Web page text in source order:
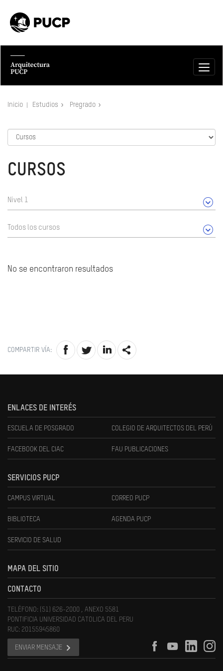
Inicio Estudios Pregrado
CURSOS
Nivel 1
Todos los cursos
No se encontraron resultados
COMPARTIR VÍA:
ENLACES DE INTERÉS
ESCUELA DE POSGRADO COLEGIO DE ARQUITECTOS DEL PERÚ
FACEBOOK DEL CIAC FAU PUBLICACIONES
SERVICIOS PUCP
CAMPUS VIRTUAL CORREO PUCP
BIBLIOTECA AGENDA PUCP
SERVICIO DE SALUD
MAPA DEL SITIO
CONTACTO
TELÉFONO: (51) 626-2000 , ANEXO 5581
PONTIFICIA UNIVERSIDAD CATOLICA DEL PERU
RUC: 20155945860
ENVIAR MENSAJE